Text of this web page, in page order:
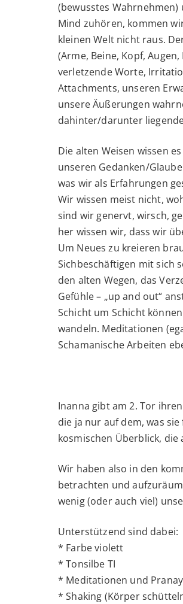
(bewusstes
Mind zuhören, kommen
kleinen Welt nicht raus.
(Arme, Beine, Kopf,
verletzende Worte,
Attachments, unseren
unsere Äußerungen
dahinter/darunter
Die alten Weisen wissen
unseren Gedanken/
was wir als Erfahrungen
Wir wissen meist nicht,
sind wir genervt, wirsch,
her wissen wir, dass wir
Um Neues zu kreieren
Sichbeschäftigen mit sich
den alten Wegen, das
Gefühle – „up and out“
Schicht um Schicht
wandeln. Meditationen
Schamanische Arbeiten
Inanna gibt am 2. Tor
die ja nur auf dem, was
kosmischen Überblick, die
Wir haben also in den
betrachten und
wenig (oder auch viel)
Unterstützend sind dabei:
* Farbe violett
* Tonsilbe TI
* Meditationen und
* Shaking (Körper